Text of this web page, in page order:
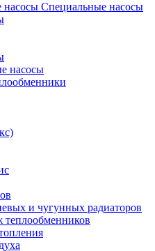
Специальные насосы
насосы
и чугунных радиаторов